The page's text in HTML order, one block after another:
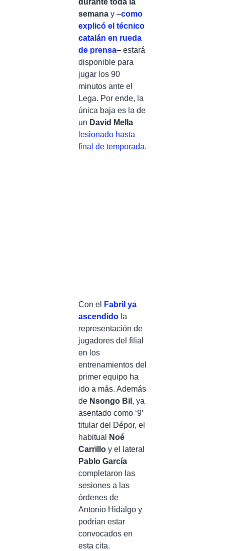
durante toda la
semana y –como
explicó el técnico
catalán en rueda
de prensa– estará
disponible para
jugar los 90
minutos ante el
Lega. Por ende, la
única baja es la de
un David Mella
lesionado hasta
final de temporada.
Con el
Fabril ya
ascendido la
representación de
jugadores del filial
en los
entrenamientos del
primer equipo ha
ido a más. Además
de Nsongo Bil , ya
asentado como ‘9’
titular del Dépor, el
habitual
Noé
Carrillo y el lateral
Pablo García
completaron las
sesiones a las
órdenes de
Antonio Hidalgo y
podrían estar
convocados en
esta cita.